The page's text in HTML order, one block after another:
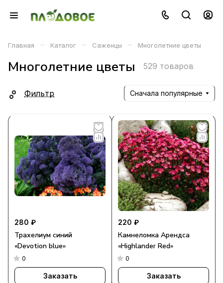
Главная – Каталог – Саженцы – Многолетние цветы
Многолетние цветы 529 товаров
Фильтр Сначала популярные
280 ₽
Трахелиум синий
«Devotion blue»
0
Заказать
220 ₽
Камнеломка Арендса
«Highlander Red»
0
Заказать